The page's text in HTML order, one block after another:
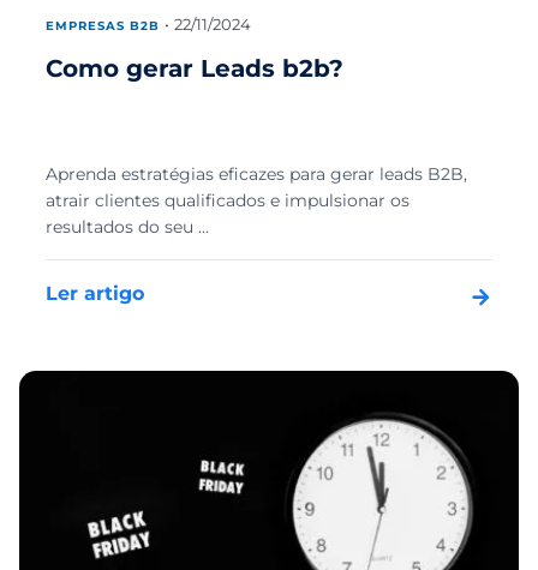
EMPRESAS B2B 22/11/2024
Como gerar Leads b2b?
Aprenda estratégias eficazes para gerar leads B2B,
atrair clientes qualificados e impulsionar os
resultados do seu ...
Ler artigo